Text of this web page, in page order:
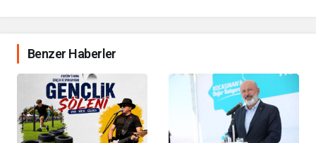
Benzer Haberler